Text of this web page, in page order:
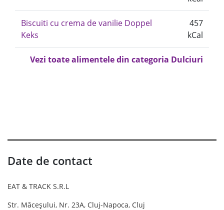
Biscuiti cu crema de vanilie Doppel
Keks
457
kCal
Vezi toate alimentele din categoria Dulciuri
Date de contact
EAT & TRACK S.R.L
Str. Măceșului, Nr. 23A, Cluj-Napoca, Cluj